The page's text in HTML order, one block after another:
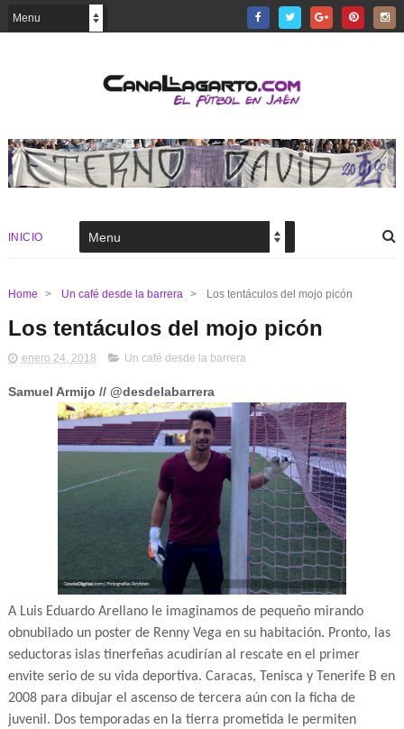
INICIO
Home > Un café desde la barrera > Los tentáculos del mojo picón
Los tentáculos del mojo picón
enero 24, 2018 Un café desde la barrera
Samuel Armijo // @desdelabarrera
A Luis Eduardo Arellano le imaginamos de pequeño mirando
obnubilado un poster de Renny Vega en su habitación. Pronto, las
seductoras islas tinerfeñas acudirían al rescate en el primer
envite serio de su vida deportiva. Caracas, Tenisca y Tenerife B en
2008 para dibujar el ascenso de tercera aún con la ficha de
juvenil. Dos temporadas en la tierra prometida le permiten